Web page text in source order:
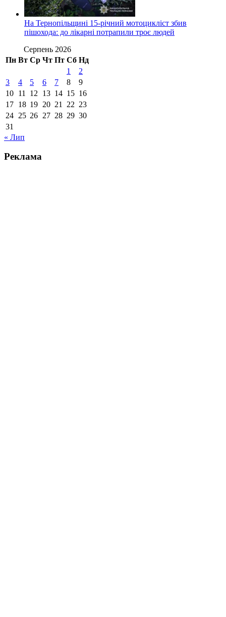
На Тернопільщині 15-річний мотоцикліст збив
пішохода: до лікарні потрапили троє людей
Серпень 2026
Пн Вт Ср Чт Пт Сб Нд
1
2
3
4 5 6 7 8
9
10 11 12 13 14 15 16
17 18 19 20 21 22 23
24 25 26 27 28 29 30
31
« Лип
Реклама